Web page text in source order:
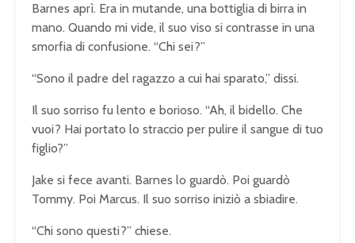
Barnes aprì. Era in mutande, una bottiglia di birra in
mano. Quando mi vide, il suo viso si contrasse in una
smorfia di confusione. “Chi sei?”
“Sono il padre del ragazzo a cui hai sparato,” dissi.
Il suo sorriso fu lento e borioso. “Ah, il bidello. Che
vuoi? Hai portato lo straccio per pulire il sangue di tuo
figlio?”
Jake si fece avanti. Barnes lo guardò. Poi guardò
Tommy. Poi Marcus. Il suo sorriso iniziò a sbiadire.
“Chi sono questi?” chiese.